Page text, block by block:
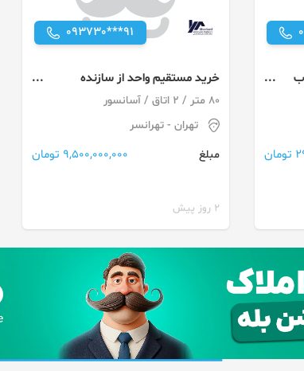
2خواب
093730***91
خرید مستقیم واحد از سازنده
رونیکاپالاس تهرانسر
80 متر / 2 اتاق / آسانسور
تهران- تهرانسر
مبلغ
9,500,000,000 تومان
2 روز پیش